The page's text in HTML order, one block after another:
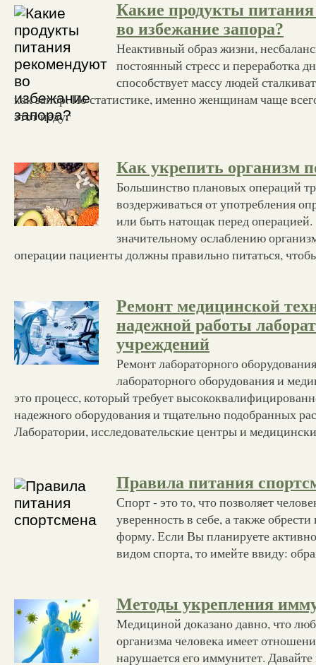
Какие продукты
во избежание запора?
Неактивный образ жизни,
постоянный стресс и переработка
способствует массу людей
как запор. По статистике, именно женщинам чаще
этот недуг
Как укрепить организм
Большинство плановых операций
воздерживаться от употребления
или быть натощак перед
значительному ослаблению
операции пациенты должны правильно питаться,
Ремонт медицинской
надежной работы
учреждений
Ремонт лабораторного
лабораторного оборудования и
это процесс, который требует
надежного оборудования и тщательно подобранных
Лаборатории, исследовательские центры и
Правила питания
Спорт - это то, что позволяет
уверенность в себе, а также
форму. Если Вы планируете
видом спорта, то имейте ввиду:
Методы укрепления
Медициной доказано давно, что
организма человека имеет
нарушается его иммунитет.